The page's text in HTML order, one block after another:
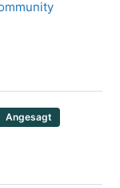
Angesagt